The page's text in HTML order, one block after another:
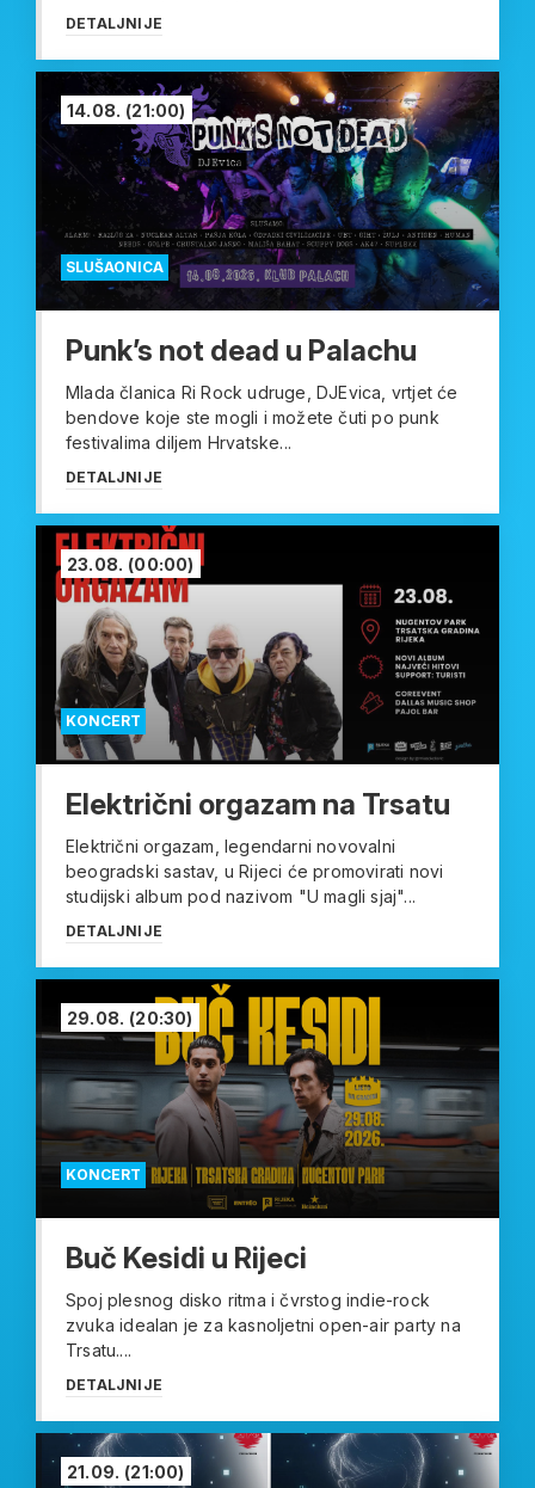
DETALJNIJE
SLUŠAONICA
14.08. (21:00)
Punk’s not dead u Palachu
Mlada članica Ri Rock udruge, DJEvica, vrtjet će
bendove koje ste mogli i možete čuti po punk
festivalima diljem Hrvatske...
DETALJNIJE
KONCERT
23.08. (00:00)
Električni orgazam na Trsatu
Električni orgazam, legendarni novovalni
beogradski sastav, u Rijeci će promovirati novi
studijski album pod nazivom "U magli sjaj"...
DETALJNIJE
KONCERT
29.08. (20:30)
Buč Kesidi u Rijeci
Spoj plesnog disko ritma i čvrstog indie-rock
zvuka idealan je za kasnoljetni open-air party na
Trsatu....
DETALJNIJE
21.09. (21:00)